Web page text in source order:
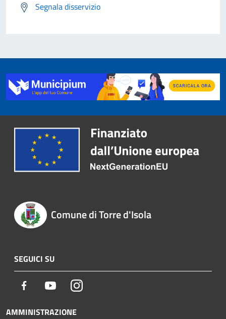
Segnala disservizio
Comune di Torre d'Isola
SEGUICI SU
Facebook YoutubeInstagram
AMMINISTRAZIONE